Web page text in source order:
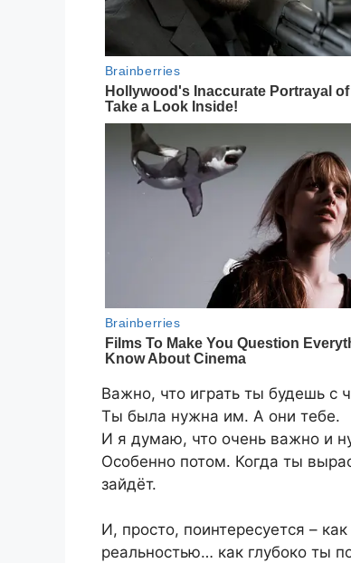
Важно, что играть ты будешь с
Ты была нужна им. А они тебе.
И я думаю, что очень важно и
Особенно потом. Когда ты
зайдёт.
И, просто, поинтересуется –
реальностью… как глубоко ты